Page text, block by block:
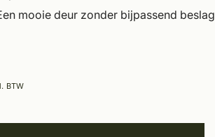
mooie deur zonder bijpassend beslag
BTW